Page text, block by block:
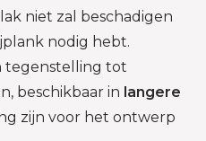
niet zal beschadigen
nodig hebt.
tegenstelling tot
beschikbaar in langere
zijn voor het ontwerp